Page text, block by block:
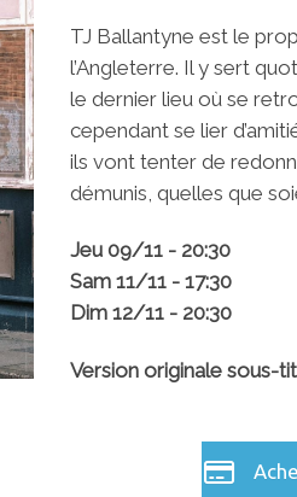
TJ Ballantyne est le
l’Angleterre. Il y sert
le dernier lieu où se
cependant se lier
ils vont tenter de
démunis, quelles que
Jeu 09/11 - 20:30
Sam 11/11 - 17:30
Dim 12/11 - 20:30
Version originale sous-